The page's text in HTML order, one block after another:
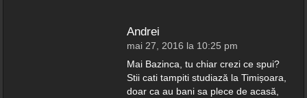
Andrei
mai 27, 2016 la 10:25 pm
Mai Bazinca, tu chiar crezi ce spui?
Stii cati tampiti studiază la Timișoara,
doar ca au bani sa plece de acasă,